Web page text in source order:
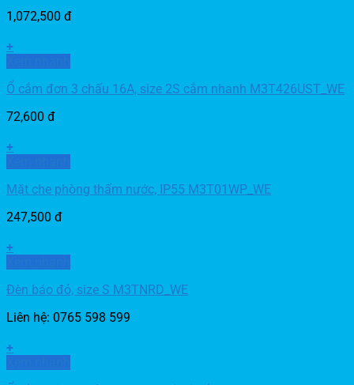
1,072,500 đ
+
Ổ cắm đơn 3 chấu 16A, size 2S cắm nhanh M3T426UST_WE
72,600 đ
+
Mặt che phòng thấm nước, IP55 M3T01WP_WE
247,500 đ
+
Đèn báo đỏ, size S M3TNRD_WE
Liên hệ: 0765 598 599
+